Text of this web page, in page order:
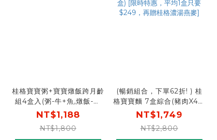
桂格寶寶粥+寶寶燉飯跨月齡
組4盒入(粥-牛+魚,燉飯-牛
+雞)
NT$1,188
NT$1,800
(暢銷組合，下單62折! ) 桂
格寶寶麵 7盒綜合(豬肉X4盒
+干貝X3盒) [限時特惠，平
均1盒只要$249，再贈桂格
濃湯燕麥]
NT$1,749
NT$2,800